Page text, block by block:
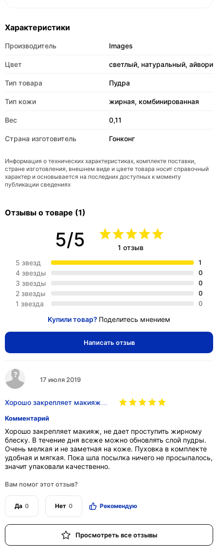
Характеристики
Производитель Images
Цвет светлый, натуральный, айвори
Тип товара Пудра
Тип кожи жирная, комбинированная
Вес 0,11
Страна изготовитель Гонконг
Информация о технических характеристиках, комплекте поставки,
стране изготовления, внешнем виде и цвете товара носит справочный
характер и основывается на последних доступных к моменту
публикации сведениях
Отзывы о товаре (1)
5/5
1 отзыв
5 звезд
1
4 звезды 0
3 звезды 0
2 звезды 0
1 звезда 0
Купили товар? Поделитесь мнением
Написать отзыв
17 июля 2019
Хорошо закрепляет макияж…
Комментарий
Хорошо закрепляет макияж, не дает проступить жирному
блеску. В течение дня всеже можно обновлять слой пудры.
Очень мелкая и не заметная на коже. Пуховка в комплекте
удобная и мягкая. Пока шла посылка ничего не просыпалось,
значит упаковали качественно.
Вам помог этот отзыв?
Да 0 Нет 0 Рекомендую
Просмотреть все отзывы